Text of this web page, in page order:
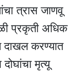
त्रास जाणवू
प्रकृती अधिक
दाखल करण्यात
मृत्यू